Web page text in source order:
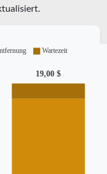
19,00 $
Wartezeit